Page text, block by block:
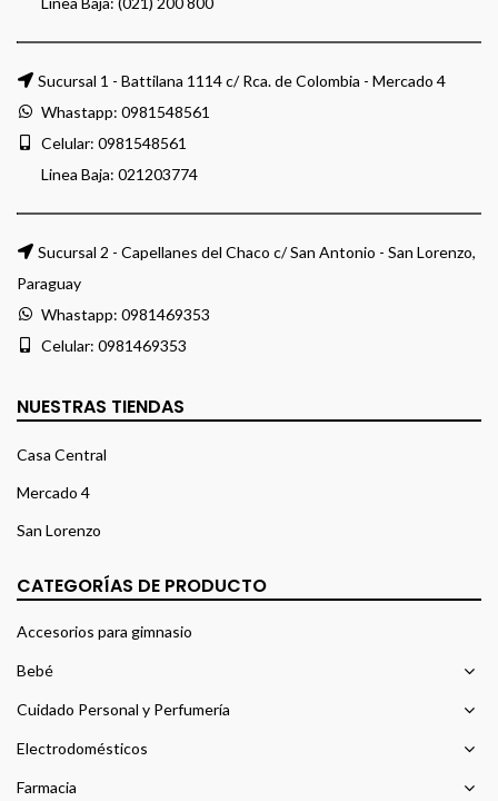
Sucursal 1 - Battilana 1114 c/ Rca. de Colombia - Mercado 4
Whastapp: 0981548561
Celular: 0981548561
Linea Baja: 021203774
Sucursal 2 - Capellanes del Chaco c/ San Antonio - San Lorenzo,
Paraguay
Whastapp: 0981469353
Celular: 0981469353
NUESTRAS TIENDAS
Casa Central
Mercado 4
San Lorenzo
CATEGORÍAS DE PRODUCTO
Accesorios para gimnasio
Bebé
Cuidado Personal y Perfumería
Electrodomésticos
Farmacia